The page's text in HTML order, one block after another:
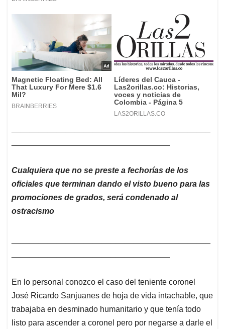
Cualquiera que no se preste a fechorías de los
oficiales que terminan dando el visto bueno para las
promociones de grados, será condenado al
ostracismo
En lo personal conozco el caso del teniente coronel
José Ricardo Sanjuanes de hoja de vida intachable, que
trabajaba en desminado humanitario y que tenía todo
listo para ascender a coronel pero por negarse a darle el